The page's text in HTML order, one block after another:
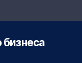
бизнеса